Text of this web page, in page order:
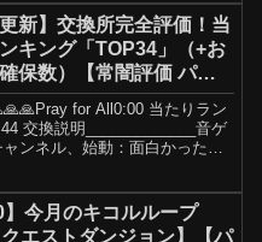
更新】交換所完全評価！当
キング「TOP34」（+お
保数）【常闇評価 パズ
モン】
for All0:00 当たりラン
交換説明_____________音ゲ
ンネル、始動：面白かったら
】今月のキコルループ
クエストダンジョン】【パ